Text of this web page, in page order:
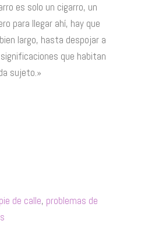
es solo un cigarro, un
para llegar ahí, hay que
largo, hasta despojar a
que habitan
sujeto.»
de calle, problemas de